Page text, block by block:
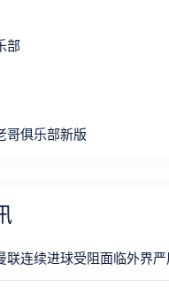
部
哥俱乐部新版
联连续进球受阻面临外界